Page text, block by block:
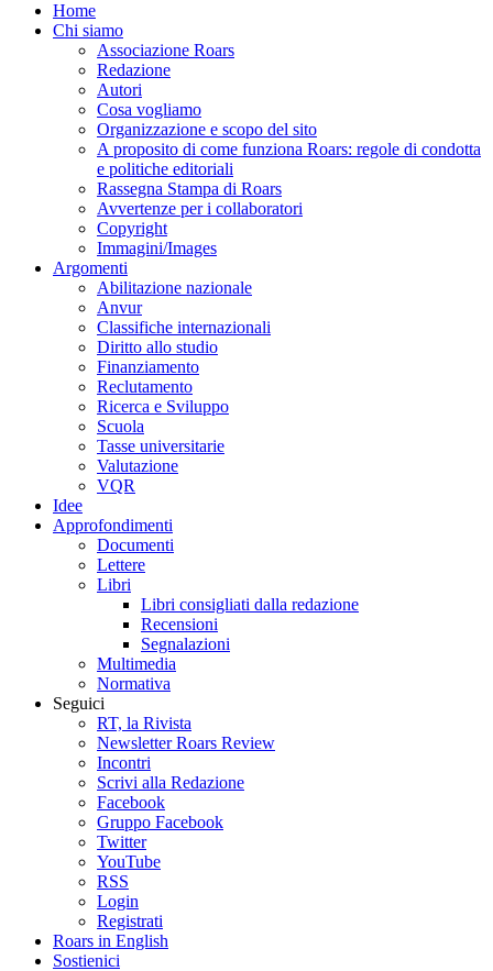
Home
Chi siamo
Associazione Roars
Redazione
Autori
Cosa vogliamo
Organizzazione e scopo del sito
A proposito di come funziona Roars: regole di condotta
e politiche editoriali
Rassegna Stampa di Roars
Avvertenze per i collaboratori
Copyright
Immagini/Images
Argomenti
Abilitazione nazionale
Anvur
Classifiche internazionali
Diritto allo studio
Finanziamento
Reclutamento
Ricerca e Sviluppo
Scuola
Tasse universitarie
Valutazione
VQR
Idee
Approfondimenti
Documenti
Lettere
Libri
Libri consigliati dalla redazione
Recensioni
Segnalazioni
Multimedia
Normativa
Seguici
RT, la Rivista
Newsletter Roars Review
Incontri
Scrivi alla Redazione
Facebook
Gruppo Facebook
Twitter
YouTube
RSS
Login
Registrati
Roars in English
Sostienici